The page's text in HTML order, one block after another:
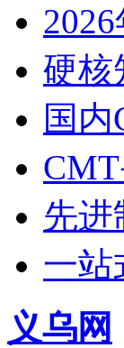
硬核
国内
先进
一站
义乌网